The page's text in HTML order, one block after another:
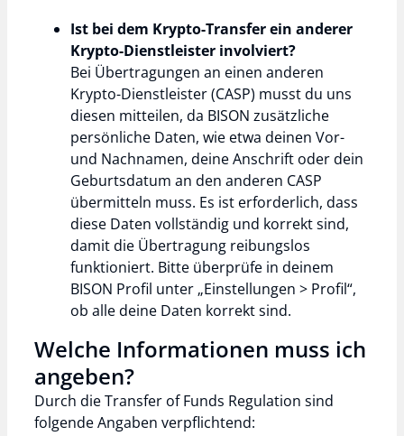
Ist bei dem Krypto-Transfer ein anderer
Krypto-Dienstleister involviert?
Bei Übertragungen an einen anderen
Krypto-Dienstleister (CASP) musst du uns
diesen mitteilen, da BISON zusätzliche
persönliche Daten, wie etwa deinen Vor-
und Nachnamen, deine Anschrift oder dein
Geburtsdatum an den anderen CASP
übermitteln muss. Es ist erforderlich, dass
diese Daten vollständig und korrekt sind,
damit die Übertragung reibungslos
funktioniert. Bitte überprüfe in deinem
BISON Profil unter „Einstellungen > Profil“,
ob alle deine Daten korrekt sind.
Welche Informationen muss ich
angeben?
Durch die Transfer of Funds Regulation sind
folgende Angaben verpflichtend: